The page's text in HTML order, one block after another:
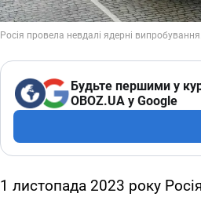
Будьте першими у
OBOZ.UA у Google
1 листопада 2023 року